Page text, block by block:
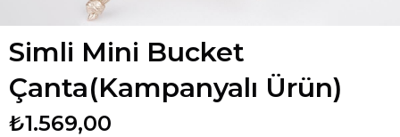
Simli Mini Bucket
Çanta(Kampanyalı Ürün)
₺1.569,00